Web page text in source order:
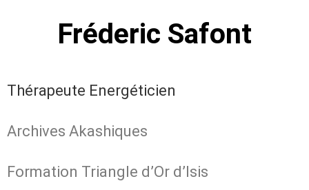
Fréderic Safont
Thérapeute Energéticien
Archives Akashiques
Formation Triangle d’Or d’Isis